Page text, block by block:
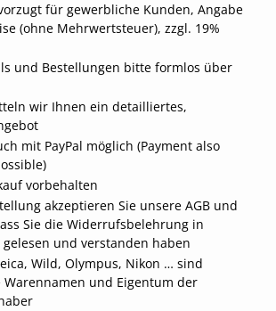
für gewerbliche Kunden, Angabe
(ohne Mehrwertsteuer), zzgl. 19%
und Bestellungen bitte formlos über
wir Ihnen ein detailliertes,
mit PayPal möglich (Payment also
vorbehalten
akzeptieren Sie unsere AGB und
Sie die Widerrufsbelehrung in
gelesen und verstanden haben
Wild, Olympus, Nikon … sind
Warennamen und Eigentum der